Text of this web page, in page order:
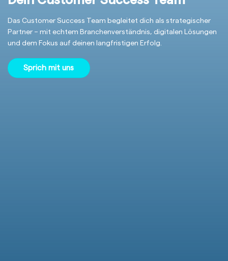
Das Customer Success Team begleitet dich als strategischer
Partner – mit echtem Branchenverständnis, digitalen Lösungen
und dem Fokus auf deinen langfristigen Erfolg.
Sprich mit uns